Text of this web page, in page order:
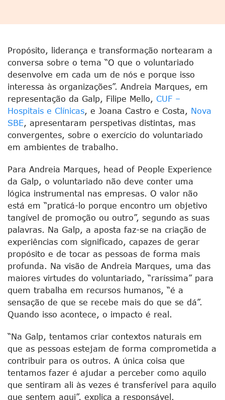
Propósito, liderança e transformação nortearam a
conversa sobre o tema “O que o voluntariado
desenvolve em cada um de nós e porque isso
interessa às organizações”. Andreia Marques, em
representação da Galp, Filipe Mello, CUF –
Hospitais e Clínicas, e Joana Castro e Costa, Nova
SBE, apresentaram perspetivas distintas, mas
convergentes, sobre o exercício do voluntariado
em ambientes de trabalho.
Para Andreia Marques, head of People Experience
da Galp, o voluntariado não deve conter uma
lógica instrumental nas empresas. O valor não
está em “praticá-lo porque encontro um objetivo
tangível de promoção ou outro”, segundo as suas
palavras. Na Galp, a aposta faz-se na criação de
experiências com significado, capazes de gerar
propósito e de tocar as pessoas de forma mais
profunda. Na visão de Andreia Marques, uma das
maiores virtudes do voluntariado, “raríssima” para
quem trabalha em recursos humanos, “é a
sensação de que se recebe mais do que se dá”.
Quando isso acontece, o impacto é real.
“Na Galp, tentamos criar contextos naturais em
que as pessoas estejam de forma comprometida a
contribuir para os outros. A única coisa que
tentamos fazer é ajudar a perceber como aquilo
que sentiram ali às vezes é transferível para aquilo
que sentem aqui”, explica a responsável.